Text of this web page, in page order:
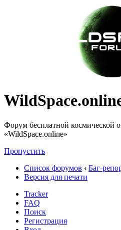
Форум бесплатной космической
«WildSpace.online»
Пропустить
Список форумов ‹ Баг-
Версия для печати
Tracker
FAQ
Поиск
Регистрация